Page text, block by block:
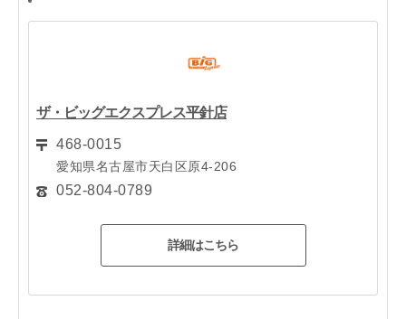
ザ・ビッグエクスプレス平針店
468-0015
愛知県名古屋市天白区原4-206
052-804-0789
詳細はこちら